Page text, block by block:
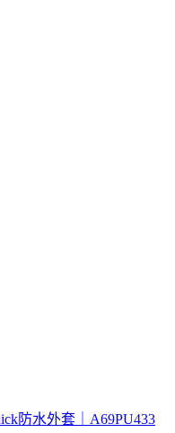
防水外套｜A69PU433